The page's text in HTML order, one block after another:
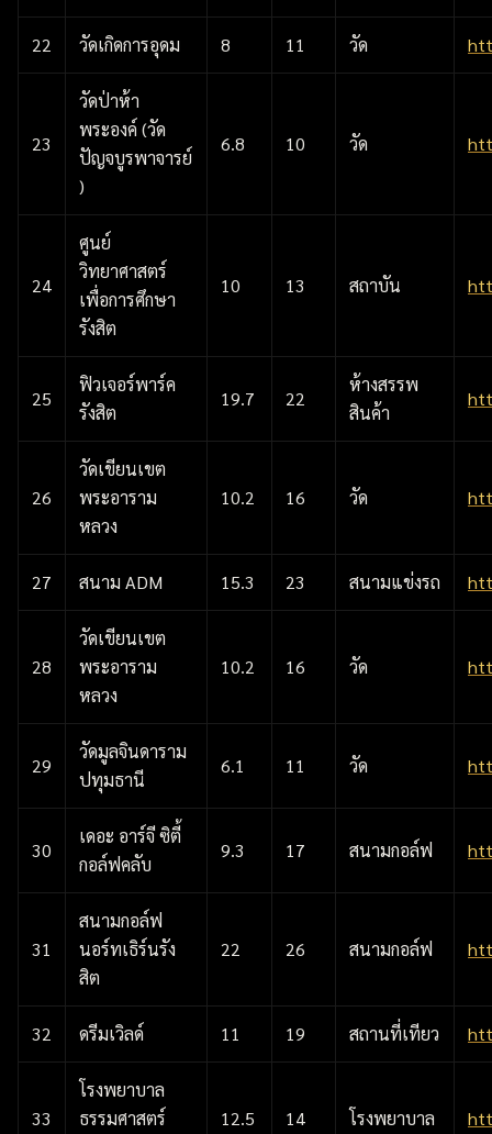
22 วัดเกิดการอุดม 8 11 วัด
23
วัดป่าห้า
พระองค์ (วัด
ปัญจบูรพาจารย์
)
6.8 10 วัด
24
ศูนย์
วิทยาศาสตร์
เพื่อการศึกษา
รังสิต
10 13 สถาบัน
25
ฟิวเจอร์พาร์ค
รังสิต
19.7 22
ห้างสรรพ
สินค้า
26
วัดเขียนเขต
พระอาราม
หลวง
10.2 16 วัด
27 สนาม ADM 15.3 23 สนามแข่งรถ
28
วัดเขียนเขต
พระอาราม
หลวง
10.2 16 วัด
29
วัดมูลจินดาราม
ปทุมธานี
6.1 11 วัด
30
เดอะ อาร์จี ซิตี้
กอล์ฟคลับ
9.3 17 สนามกอล์ฟ
31
สนามกอล์ฟ
นอร์ทเธิร์นรัง
สิต
22 26 สนามกอล์ฟ
32 ดรีมเวิลด์ 11 19 สถานที่เทียว
33
โรงพยาบาล
ธรรมศาสตร์
12.5 14 โรงพยาบาล